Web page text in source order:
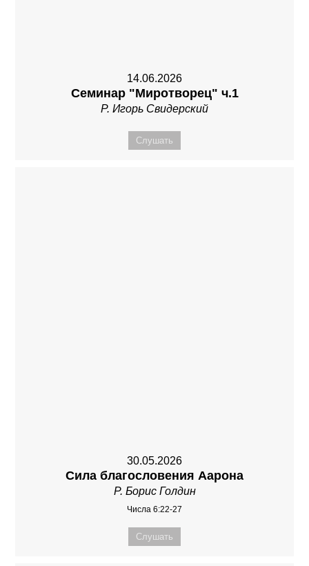
14.06.2026
Семинар "Миротворец" ч.1
Р. Игорь Свидерский
Слушать
30.05.2026
Сила благословения Аарона
Р. Борис Голдин
Числа 6:22-27
Слушать